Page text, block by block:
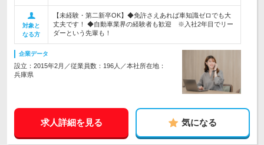
対象と
なる方
【未経験・第二新卒OK】◆免許さえあれば車知識ゼロでも大
丈夫です！ ◆自動車業界の経験者も歓迎 ※入社2年目でリー
ダーという先輩も！
企業データ
設立：2015年2月／従業員数：196人／本社所在地：
兵庫県
求人詳細を見る 気になる